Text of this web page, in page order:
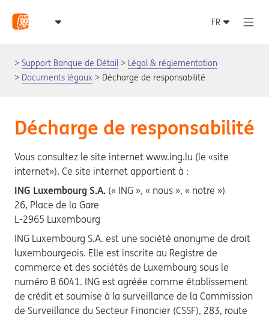
Support Banque de Détail
Légal & réglementation
Documents légaux
Décharge de responsabilité
Décharge de responsabilité
Vous consultez le site internet www.ing.lu (le «site
internet»). Ce site internet appartient à :
ING Luxembourg S.A. (« ING », « nous », « notre »)
26, Place de la Gare
L-2965 Luxembourg
ING Luxembourg S.A. est une société anonyme de droit
luxembourgeois. Elle est inscrite au Registre de
commerce et des sociétés de Luxembourg sous le
numéro B 6041. ING est agréée comme établissement
de crédit et soumise à la surveillance de la Commission
de Surveillance du Secteur Financier (CSSF), 283, route